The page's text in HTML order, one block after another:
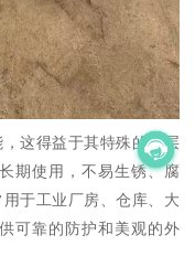
，这得益于其特殊的涂层
期使用，不易生锈、腐
于工业厂房、仓库、大
可靠的防护和美观的外